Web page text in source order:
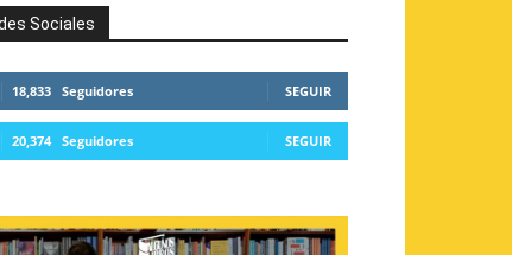
Sociales
18,833 Seguidores SEGUIR
20,374 Seguidores SEGUIR